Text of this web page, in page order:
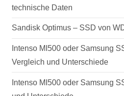
technische Daten
Sandisk Optimus – SSD von
Intenso MI500 oder Samsung
Vergleich und Unterschiede
Intenso MI500 oder Samsung